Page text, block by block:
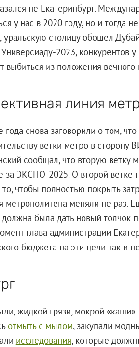
не Екатеринбург.
у нас в 2020 году, но и тогда
уральскую столицу обошел
Универсиаду-2023, конкурентов
выбиться из положения вечного
линия
года снова заговорили о том,
ветки метро в сторону
сообщал, что вторую ветку
за ЭКСПО-2025. О второй ветке
чтобы полностью покрыть
метрополитена меняли не раз.
должна была дать новый толчок
глава администрации
бюджета на эти цели так и
жидкой грязи, мокрой
отмыть с мылом, закупали
исследования, которые